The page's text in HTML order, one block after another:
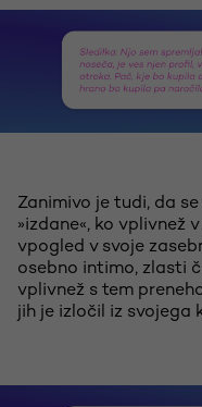
Zanimivo je tudi, da
»izdane«, ko vplivnež
vpogled v svoje
osebno intimo, zlasti
vplivnež s tem
jih je izločil iz svojega